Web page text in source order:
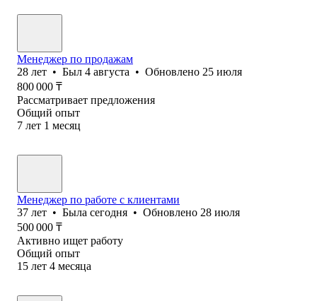
Менеджер по продажам
28 лет • Был 4 августа • Обновлено 25 июля
800 000 ₸
Рассматривает предложения
Общий опыт
7 лет 1 месяц
Менеджер по работе с клиентами
37 лет • Была сегодня • Обновлено 28 июля
500 000 ₸
Активно ищет работу
Общий опыт
15 лет 4 месяца